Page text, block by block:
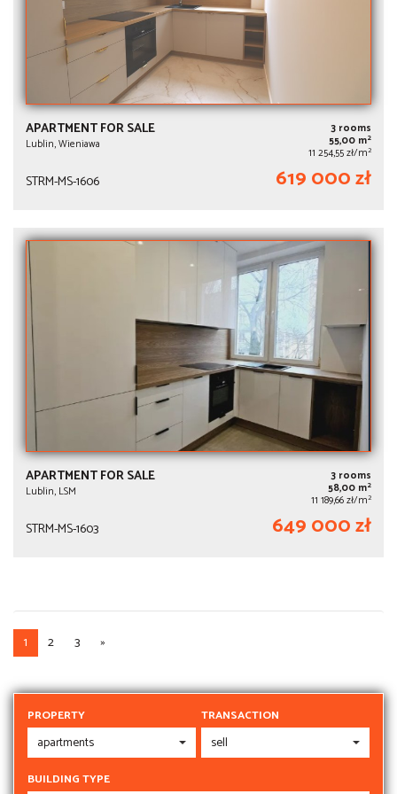
APARTMENT FOR SALE
Lublin, Wieniawa
3 rooms
55,00 m2
11 254,55 zł/m2
STRM-MS-1606 619 000 zł
APARTMENT FOR SALE
Lublin, LSM
3 rooms
58,00 m2
11 189,66 zł/m2
STRM-MS-1603 649 000 zł
1 2 3 »
PROPERTY TRANSACTION
BUILDING TYPE